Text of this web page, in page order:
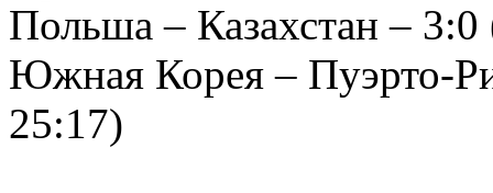
Польша – Казахстан –
Южная Корея – Пуэрто-
25:17)